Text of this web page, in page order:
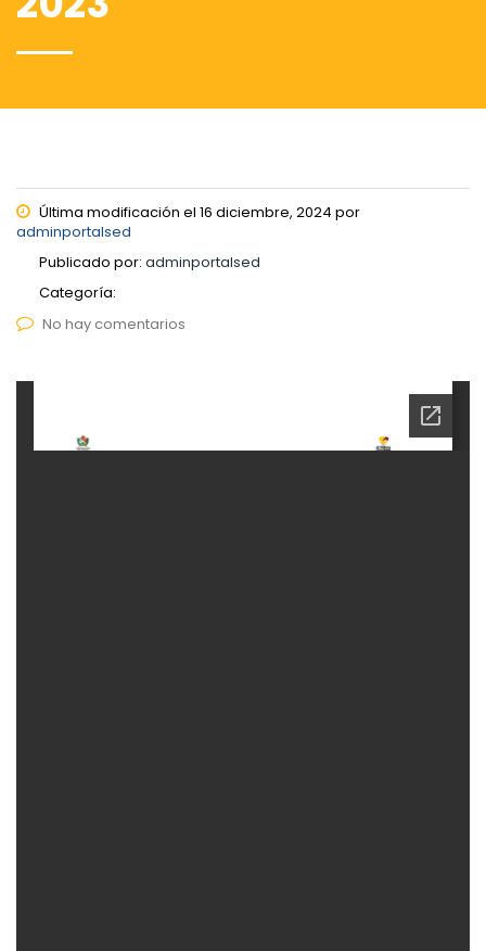
Última modificación el 16 diciembre, 2024 por
adminportalsed
Publicado por: adminportalsed
Categoría:
No hay comentarios